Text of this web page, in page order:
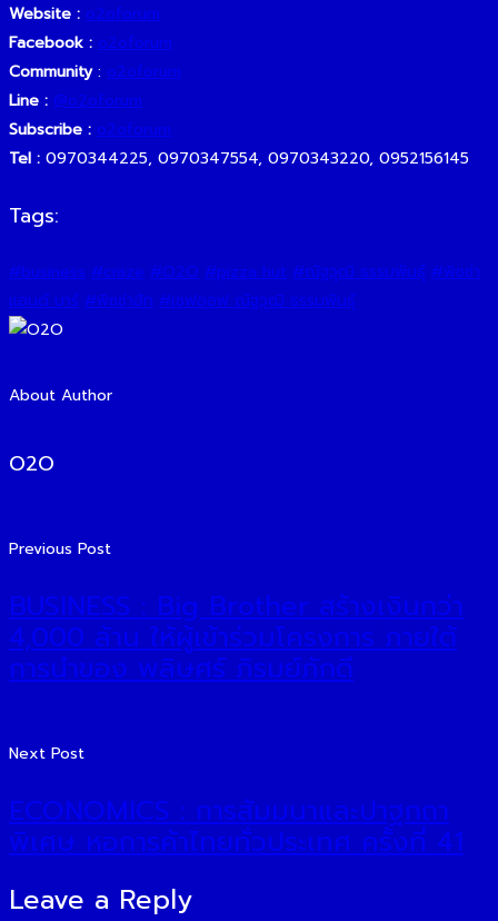
Website : o2oforum
Facebook : o2oforum
Community: o2oforum
Line : @o2oforum
Subscribe : o2oforum
Tel : 0970344225, 0970347554, 0970343220, 0952156145
Tags:
#business #craze #O2O #pizza hut #ณัฐวุฒิ ธรรมพันธุ์ #พิซซ่า
แอนด์ บาร์ #พิซซ่าฮัท #เชฟออฟ ณัฐวุฒิ ธรรมพันธุ์
About Author
O2O
Previous Post
BUSINESS : Big Brother สร้างเงินกว่า
4,000 ล้าน ให้ผู้เข้าร่วมโครงการ ภายใต้
การนำของ พลิษศร์ ภิรมย์ภักดี
Next Post
ECONOMICS : การสัมมนาและปาฐกถา
พิเศษ หอการค้าไทยทั่วประเทศ ครั้งที่ 41
Leave a Reply